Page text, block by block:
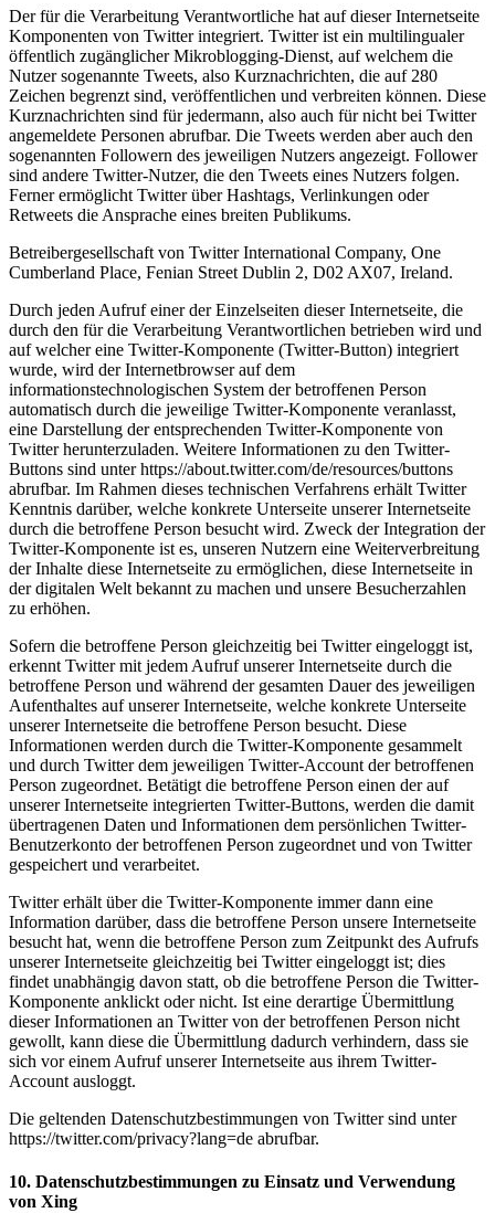
Der für die Verarbeitung Verantwortliche hat auf dieser Internetseite
Komponenten von Twitter integriert. Twitter ist ein multilingualer
öffentlich zugänglicher Mikroblogging-Dienst, auf welchem die
Nutzer sogenannte Tweets, also Kurznachrichten, die auf 280
Zeichen begrenzt sind, veröffentlichen und verbreiten können. Diese
Kurznachrichten sind für jedermann, also auch für nicht bei Twitter
angemeldete Personen abrufbar. Die Tweets werden aber auch den
sogenannten Followern des jeweiligen Nutzers angezeigt. Follower
sind andere Twitter-Nutzer, die den Tweets eines Nutzers folgen.
Ferner ermöglicht Twitter über Hashtags, Verlinkungen oder
Retweets die Ansprache eines breiten Publikums.
Betreibergesellschaft von Twitter International Company, One
Cumberland Place, Fenian Street Dublin 2, D02 AX07, Ireland.
Durch jeden Aufruf einer der Einzelseiten dieser Internetseite, die
durch den für die Verarbeitung Verantwortlichen betrieben wird und
auf welcher eine Twitter-Komponente (Twitter-Button) integriert
wurde, wird der Internetbrowser auf dem
informationstechnologischen System der betroffenen Person
automatisch durch die jeweilige Twitter-Komponente veranlasst,
eine Darstellung der entsprechenden Twitter-Komponente von
Twitter herunterzuladen. Weitere Informationen zu den Twitter-
Buttons sind unter https://about.twitter.com/de/resources/buttons
abrufbar. Im Rahmen dieses technischen Verfahrens erhält Twitter
Kenntnis darüber, welche konkrete Unterseite unserer Internetseite
durch die betroffene Person besucht wird. Zweck der Integration der
Twitter-Komponente ist es, unseren Nutzern eine Weiterverbreitung
der Inhalte diese Internetseite zu ermöglichen, diese Internetseite in
der digitalen Welt bekannt zu machen und unsere Besucherzahlen
zu erhöhen.
Sofern die betroffene Person gleichzeitig bei Twitter eingeloggt ist,
erkennt Twitter mit jedem Aufruf unserer Internetseite durch die
betroffene Person und während der gesamten Dauer des jeweiligen
Aufenthaltes auf unserer Internetseite, welche konkrete Unterseite
unserer Internetseite die betroffene Person besucht. Diese
Informationen werden durch die Twitter-Komponente gesammelt
und durch Twitter dem jeweiligen Twitter-Account der betroffenen
Person zugeordnet. Betätigt die betroffene Person einen der auf
unserer Internetseite integrierten Twitter-Buttons, werden die damit
übertragenen Daten und Informationen dem persönlichen Twitter-
Benutzerkonto der betroffenen Person zugeordnet und von Twitter
gespeichert und verarbeitet.
Twitter erhält über die Twitter-Komponente immer dann eine
Information darüber, dass die betroffene Person unsere Internetseite
besucht hat, wenn die betroffene Person zum Zeitpunkt des Aufrufs
unserer Internetseite gleichzeitig bei Twitter eingeloggt ist; dies
findet unabhängig davon statt, ob die betroffene Person die Twitter-
Komponente anklickt oder nicht. Ist eine derartige Übermittlung
dieser Informationen an Twitter von der betroffenen Person nicht
gewollt, kann diese die Übermittlung dadurch verhindern, dass sie
sich vor einem Aufruf unserer Internetseite aus ihrem Twitter-
Account ausloggt.
Die geltenden Datenschutzbestimmungen von Twitter sind unter
https://twitter.com/privacy?lang=de abrufbar.
10. Datenschutzbestimmungen zu Einsatz und Verwendung
von Xing